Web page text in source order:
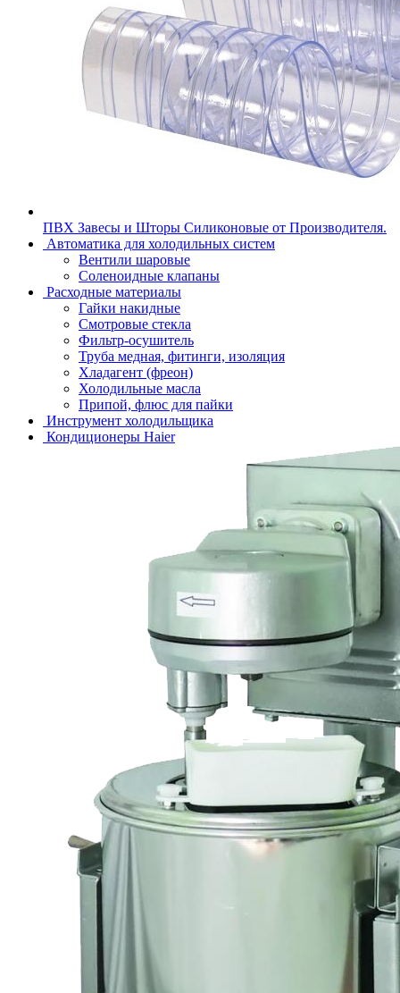
ПВХ Завесы и Шторы Силиконовые от Производителя.
Автоматика для холодильных систем
Вентили шаровые
Соленоидные клапаны
Расходные материалы
Гайки накидные
Смотровые стекла
Фильтр-осушитель
Труба медная, фитинги, изоляция
Хладагент (фреон)
Холодильные масла
Припой, флюс для пайки
Инструмент холодильщика
Кондиционеры Haier